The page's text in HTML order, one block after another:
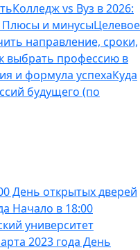
Колледж vs Вуз в 2026:
Плюсы и минусыЦелевое
направление, сроки,
выбрать профессию в
и формула успехаКуда
будущего (по
День открытых дверей
Начало в 18:00
университет
2023 года День